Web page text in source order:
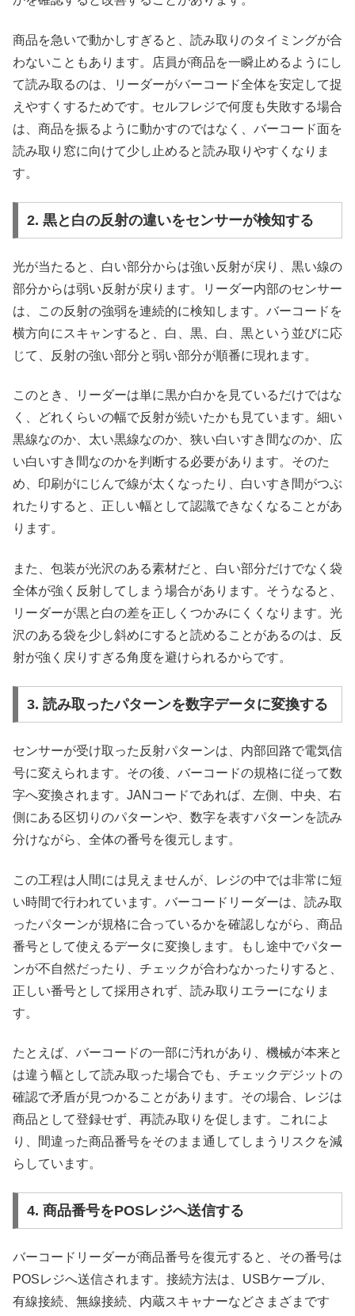
商品を急いで動かしすぎると、読み取りのタイミングが合
わないこともあります。店員が商品を一瞬止めるようにし
て読み取るのは、リーダーがバーコード全体を安定して捉
えやすくするためです。セルフレジで何度も失敗する場合
は、商品を振るように動かすのではなく、バーコード面を
読み取り窓に向けて少し止めると読み取りやすくなりま
す。
2. 黒と白の反射の違いをセンサーが検知する
光が当たると、白い部分からは強い反射が戻り、黒い線の
部分からは弱い反射が戻ります。リーダー内部のセンサー
は、この反射の強弱を連続的に検知します。バーコードを
横方向にスキャンすると、白、黒、白、黒という並びに応
じて、反射の強い部分と弱い部分が順番に現れます。
このとき、リーダーは単に黒か白かを見ているだけではな
く、どれくらいの幅で反射が続いたかも見ています。細い
黒線なのか、太い黒線なのか、狭い白いすき間なのか、広
い白いすき間なのかを判断する必要があります。そのた
め、印刷がにじんで線が太くなったり、白いすき間がつぶ
れたりすると、正しい幅として認識できなくなることがあ
ります。
また、包装が光沢のある素材だと、白い部分だけでなく袋
全体が強く反射してしまう場合があります。そうなると、
リーダーが黒と白の差を正しくつかみにくくなります。光
沢のある袋を少し斜めにすると読めることがあるのは、反
射が強く戻りすぎる角度を避けられるからです。
3. 読み取ったパターンを数字データに変換する
センサーが受け取った反射パターンは、内部回路で電気信
号に変えられます。その後、バーコードの規格に従って数
字へ変換されます。JANコードであれば、左側、中央、右
側にある区切りのパターンや、数字を表すパターンを読み
分けながら、全体の番号を復元します。
この工程は人間には見えませんが、レジの中では非常に短
い時間で行われています。バーコードリーダーは、読み取
ったパターンが規格に合っているかを確認しながら、商品
番号として使えるデータに変換します。もし途中でパター
ンが不自然だったり、チェックが合わなかったりすると、
正しい番号として採用されず、読み取りエラーになりま
す。
たとえば、バーコードの一部に汚れがあり、機械が本来と
は違う幅として読み取った場合でも、チェックデジットの
確認で矛盾が見つかることがあります。その場合、レジは
商品として登録せず、再読み取りを促します。これによ
り、間違った商品番号をそのまま通してしまうリスクを減
らしています。
4. 商品番号をPOSレジへ送信する
バーコードリーダーが商品番号を復元すると、その番号は
POSレジへ送信されます。接続方法は、USBケーブル、
有線接続、無線接続、内蔵スキャナーなどさまざまです